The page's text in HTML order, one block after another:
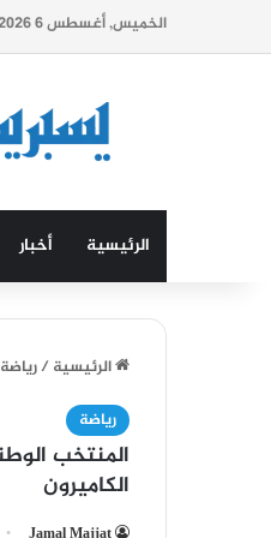
الخميس, أغسطس 6 2026
الرئيسية أخبار
الرئيسية/رياضة
رياضة
الكاميرون